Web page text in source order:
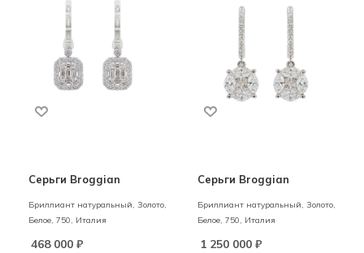
Серьги Broggian
Бриллиант натуральный, Золото,
Белое, 750, Италия
468 000 ₽
Серьги Broggian
Бриллиант натуральный, Золото,
Белое, 750, Италия
1 250 000₽